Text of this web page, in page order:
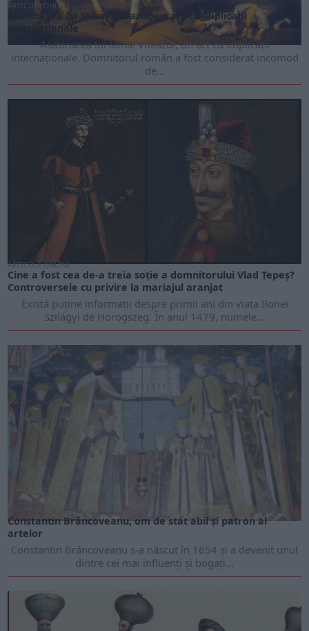
ARTICOLE ONLINE
Asasinarea lui Mihai Viteazul, un act cu implicații
internaționale
Asasinarea lui Mihai Viteazul, un act cu implicații
internaționale. Domnitorul român a fost considerat incomod
de...
ARTICOLE ONLINE
Cine a fost cea de-a treia soție a domnitorului Vlad Țepeș?
Controversele cu privire la mariajul aranjat
Există puține informații despre primii ani din viața Ilonei
Szilágyi de Horogszeg. În anul 1479, numele...
Constantin Brâncoveanu, om de stat abil și patron al
artelor
Constantin Brâncoveanu s-a născut în 1654 și a devenit unul
dintre cei mai influenți și bogați...